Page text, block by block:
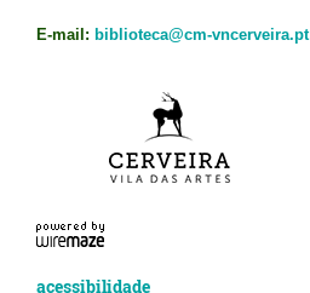
E-mail: biblioteca@cm-vncerveira.pt
acessibilidade